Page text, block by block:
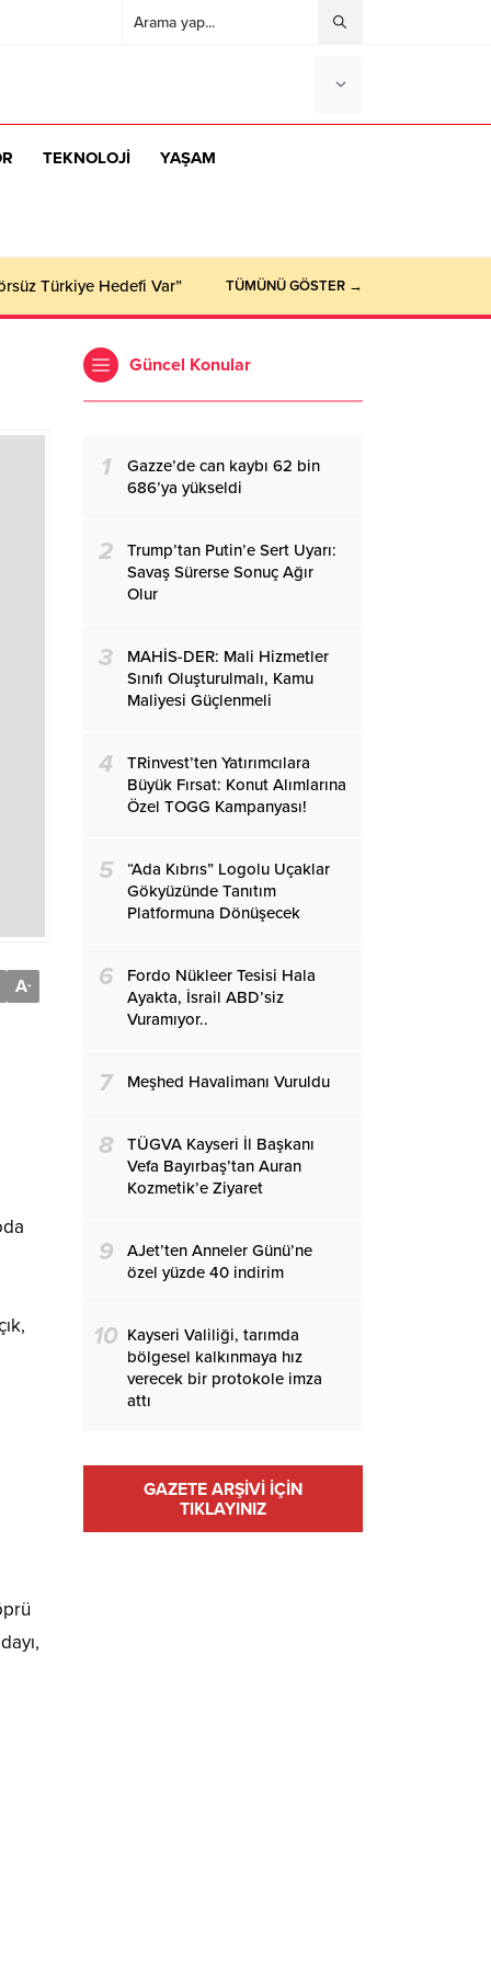
TEKNOLOJİ YAŞAM
Türkiye Hedefi Var” TÜMÜNÜ GÖSTER →
A-
Güncel Konular
1
Gazze’de can kaybı 62 bin
686’ya yükseldi
2
Trump’tan Putin’e Sert Uyarı:
Savaş Sürerse Sonuç Ağır
Olur
3
MAHİS-DER: Mali Hizmetler
Sınıfı Oluşturulmalı, Kamu
Maliyesi Güçlenmeli
4
TRinvest’ten Yatırımcılara
Büyük Fırsat: Konut Alımlarına
Özel TOGG Kampanyası!
5
“Ada Kıbrıs” Logolu Uçaklar
Gökyüzünde Tanıtım
Platformuna Dönüşecek
6
Fordo Nükleer Tesisi Hala
Ayakta, İsrail ABD’siz
Vuramıyor..
7 Meşhed Havalimanı Vuruldu
8
TÜGVA Kayseri İl Başkanı
Vefa Bayırbaş’tan Auran
Kozmetik’e Ziyaret
9
AJet’ten Anneler Günü’ne
özel yüzde 40 indirim
10 Kayseri Valiliği, tarımda
bölgesel kalkınmaya hız
verecek bir protokole imza
attı
GAZETE ARŞİVİ İÇİN
TIKLAYINIZ